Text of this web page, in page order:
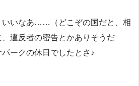
いいなあ……（どこぞの国だと、相
違反者の密告とかありそうだ
ークの休日でしたとさ♪